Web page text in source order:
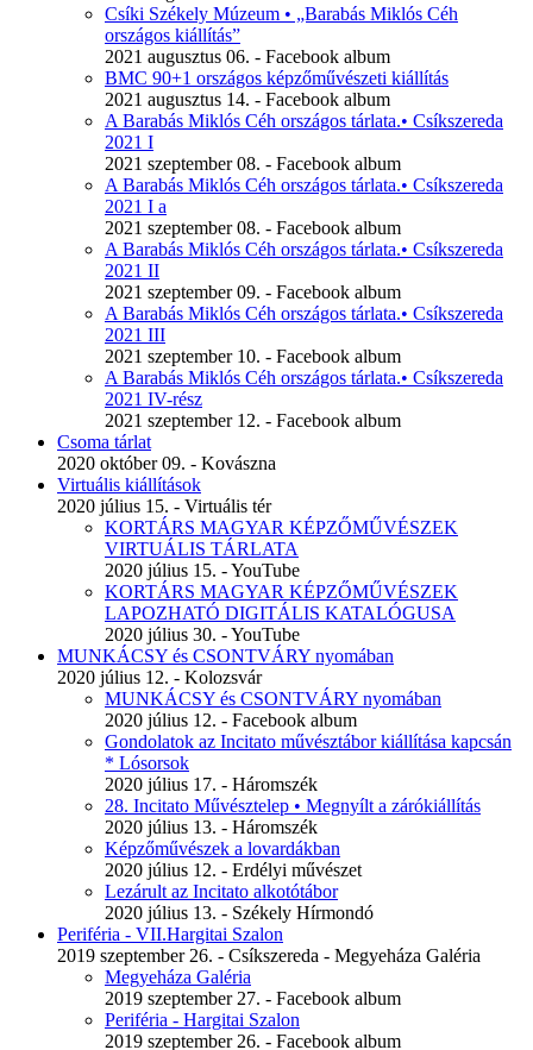
Csíki Székely Múzeum • „Barabás Miklós Céh
országos kiállítás”
2021 augusztus 06. - Facebook album
BMC 90+1 országos képzőművészeti kiállítás
2021 augusztus 14. - Facebook album
A Barabás Miklós Céh országos tárlata.• Csíkszereda
2021 I
2021 szeptember 08. - Facebook album
A Barabás Miklós Céh országos tárlata.• Csíkszereda
2021 I a
2021 szeptember 08. - Facebook album
A Barabás Miklós Céh országos tárlata.• Csíkszereda
2021 II
2021 szeptember 09. - Facebook album
A Barabás Miklós Céh országos tárlata.• Csíkszereda
2021 III
2021 szeptember 10. - Facebook album
A Barabás Miklós Céh országos tárlata.• Csíkszereda
2021 IV-rész
2021 szeptember 12. - Facebook album
Csoma tárlat
2020 október 09. - Kovászna
Virtuális kiállítások
2020 július 15. - Virtuális tér
KORTÁRS MAGYAR KÉPZŐMŰVÉSZEK
VIRTUÁLIS TÁRLATA
2020 július 15. - YouTube
KORTÁRS MAGYAR KÉPZŐMŰVÉSZEK
LAPOZHATÓ DIGITÁLIS KATALÓGUSA
2020 július 30. - YouTube
MUNKÁCSY és CSONTVÁRY nyomában
2020 július 12. - Kolozsvár
MUNKÁCSY és CSONTVÁRY nyomában
2020 július 12. - Facebook album
Gondolatok az Incitato művésztábor kiállítása kapcsán
* Lósorsok
2020 július 17. - Háromszék
28. Incitato Művésztelep • Megnyílt a zárókiállítás
2020 július 13. - Háromszék
Képzőművészek a lovardákban
2020 július 12. - Erdélyi művészet
Lezárult az Incitato alkotótábor
2020 július 13. - Székely Hírmondó
Periféria - VII.Hargitai Szalon
2019 szeptember 26. - Csíkszereda - Megyeháza Galéria
Megyeháza Galéria
2019 szeptember 27. - Facebook album
Periféria - Hargitai Szalon
2019 szeptember 26. - Facebook album